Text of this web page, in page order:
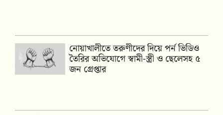
নোয়াখালীতে তরুণীদের দিয়ে পর্ন ভিডিও
তৈরির অভিযোগে স্বামী-স্ত্রী ও ছেলেসহ ৫
জন গ্রেপ্তার